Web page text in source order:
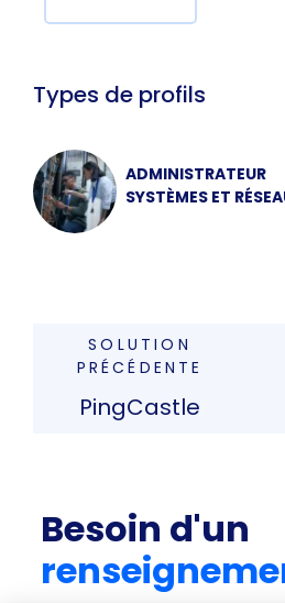
Types de profils
ADMINISTRATEUR
SYSTÈMES ET
SOLUTION
PRÉCÉDENTE
PingCastle
Besoin d'un